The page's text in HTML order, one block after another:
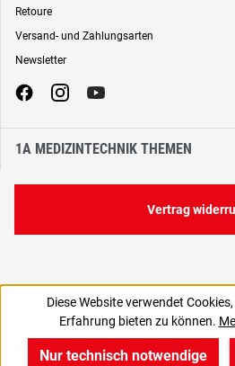
50,48 €
Retoure
Versand- und Zahlungsarten
Newsletter
1A MEDIZINTECHNIK THEMEN
Vertrag
Diese Website verwendet
Erfahrung bieten zu können.
Nur technisch notwendige